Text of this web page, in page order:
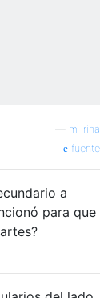
m irina
fuente
a
para que